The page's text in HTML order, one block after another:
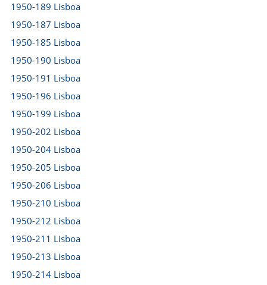
1950-189 Lisboa
1950-187 Lisboa
1950-185 Lisboa
1950-190 Lisboa
1950-191 Lisboa
1950-196 Lisboa
1950-199 Lisboa
1950-202 Lisboa
1950-204 Lisboa
1950-205 Lisboa
1950-206 Lisboa
1950-210 Lisboa
1950-212 Lisboa
1950-211 Lisboa
1950-213 Lisboa
1950-214 Lisboa